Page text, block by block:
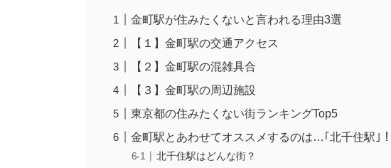
金町駅が住みたくないと言われる理由3選
【１】金町駅の交通アクセス
【２】金町駅の混雑具合
【３】金町駅の周辺施設
東京都の住みたくない街ランキングTop5
金町駅とあわせてオススメするのは…｢北千住駅｣！
北千住駅はどんな街？